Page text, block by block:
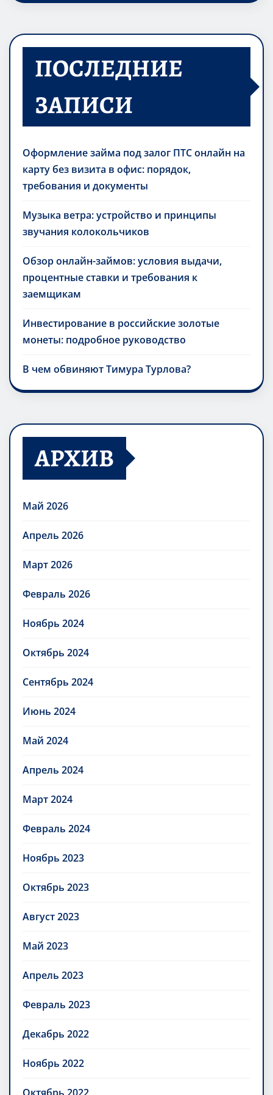
ПОСЛЕДНИЕ
ЗАПИСИ
Оформление займа под залог ПТС онлайн на
карту без визита в офис: порядок,
требования и документы
Музыка ветра: устройство и принципы
звучания колокольчиков
Обзор онлайн-займов: условия выдачи,
процентные ставки и требования к
заемщикам
Инвестирование в российские золотые
монеты: подробное руководство
В чем обвиняют Тимура Турлова?
АРХИВ
Май 2026
Апрель 2026
Март 2026
Февраль 2026
Ноябрь 2024
Октябрь 2024
Сентябрь 2024
Июнь 2024
Май 2024
Апрель 2024
Март 2024
Февраль 2024
Ноябрь 2023
Октябрь 2023
Август 2023
Май 2023
Апрель 2023
Февраль 2023
Декабрь 2022
Ноябрь 2022